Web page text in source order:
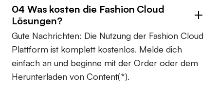
04 Was kosten die Fashion Cloud
Lösungen?
Gute Nachrichten: Die Nutzung der Fashion Cloud
Plattform ist komplett kostenlos. Melde dich
einfach an und beginne mit der Order oder dem
Herunterladen von Content(*).